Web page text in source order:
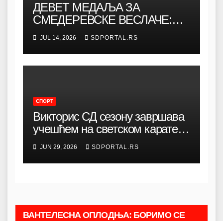
ДЕВЕТ МЕДАЉА ЗА
СМЕДЕРЕВСКЕ ВЕСЛАЧЕ:
Два државна шампиона и
одличан наступ на Палићу
JUL 14, 2026 SDPORTAL.RS
СПОРТ
Викторис СД сезону завршава
учешћем на светском карате
кампу
JUN 29, 2026 SDPORTAL.RS
ВАНТЕЛЕСНА ОПЛОДЊА: БОРИМО СЕ